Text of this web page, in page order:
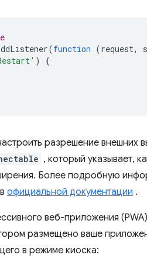
(function (request,
)
{
разрешение внешних
, который указывает,
Более подробную
официальной документации .
веб-приложения
размещено ваше
в режиме киоска: